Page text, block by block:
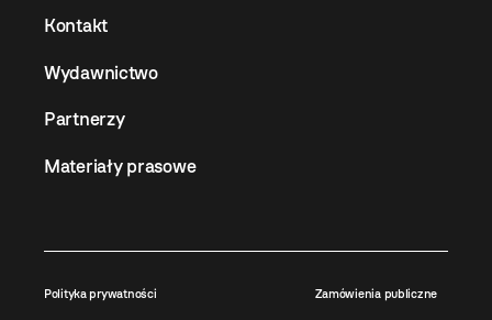
Kontakt
Wydawnictwo
Partnerzy
Materiały prasowe
Polityka prywatności Zamówienia publiczne